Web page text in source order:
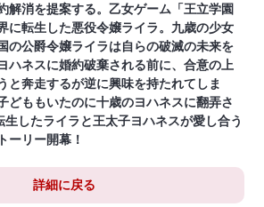
解消を提案する。乙女ゲーム「王立学園
に転生した悪役令嬢ライラ。九歳の少女
の公爵令嬢ライラは自らの破滅の未来を
ハネスに婚約破棄される前に、合意の上
と奔走するが逆に興味を持たれてしま
ももいたのに十歳のヨハネスに翻弄さ
したライラと王太子ヨハネスが愛し合う
ーリー開幕！
詳細に戻る